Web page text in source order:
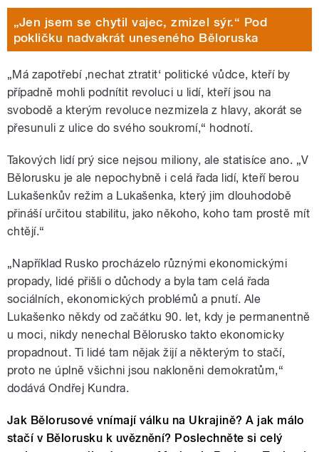
„Jen jsem se chytil vajec, zmizel sýr.“ Pod
pokličku nadvakrát uneseného Běloruska
„Má zapotřebí ‚nechat ztratit‘ politické vůdce, kteří by
případně mohli podnítit revoluci u lidí, kteří jsou na
svobodě a kterým revoluce nezmizela z hlavy, akorát se
přesunuli z ulice do svého soukromí,“ hodnotí.
Takových lidí prý sice nejsou miliony, ale statisíce ano. „V
Bělorusku je ale nepochybně i celá řada lidí, kteří berou
Lukašenkův režim a Lukašenka, který jim dlouhodobě
přináší určitou stabilitu, jako někoho, koho tam prostě mít
chtějí.“
„Například Rusko procházelo různými ekonomickými
propady, lidé přišli o důchody a byla tam celá řada
sociálních, ekonomických problémů a pnutí. Ale
Lukašenko někdy od začátku 90. let, kdy je permanentně
u moci, nikdy nenechal Bělorusko takto ekonomicky
propadnout. Ti lidé tam nějak žijí a některým to stačí,
proto ne úplně všichni jsou nakloněni demokratům,“
dodává Ondřej Kundra.
Jak Bělorusové vnímají válku na Ukrajině? A jak málo
stačí v Bělorusku k uvěznění? Poslechněte si celý